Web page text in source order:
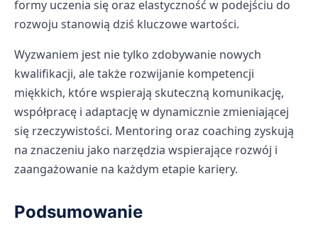
formy uczenia się oraz elastyczność w podejściu do
rozwoju stanowią dziś kluczowe wartości.
Wyzwaniem jest nie tylko zdobywanie nowych
kwalifikacji, ale także rozwijanie kompetencji
miękkich, które wspierają skuteczną komunikację,
współpracę i adaptację w dynamicznie zmieniającej
się rzeczywistości. Mentoring oraz coaching zyskują
na znaczeniu jako narzędzia wspierające rozwój i
zaangażowanie na każdym etapie kariery.
Podsumowanie